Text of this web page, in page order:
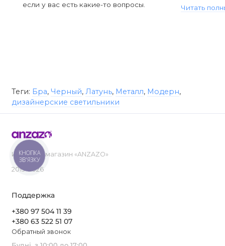
если у вас есть какие-то вопросы.
Читать
Теги: Бра, Черный, Латунь, Металл, Модерн,
дизайнерские светильники
Интернет-магазин «ANZAZO»
2019-2026
Поддержка
+380 97 504 11 39
+380 63 522 51 07
Обратный звонок
КНОПКА
ЗВ'ЯЗКУ